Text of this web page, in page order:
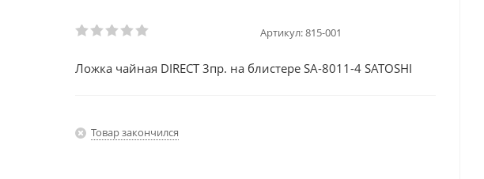
Артикул:815-001
Ложка чайная DIRECT 3пр. на блистере SA-8011-4 SATOSHI
Товар закончился